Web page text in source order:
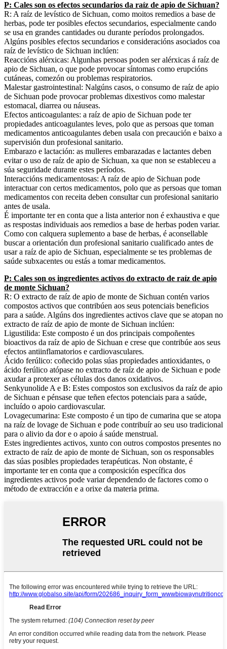
P: Cales son os efectos secundarios da raíz de apio de Sichuan?
R: A raíz de levístico de Sichuan, como moitos remedios a base de
herbas, pode ter posibles efectos secundarios, especialmente cando
se usa en grandes cantidades ou durante períodos prolongados.
Algúns posibles efectos secundarios e consideracións asociados coa
raíz de levístico de Sichuan inclúen:
Reaccións alérxicas: Algunhas persoas poden ser alérxicas á raíz de
apio de Sichuan, o que pode provocar síntomas como erupcións
cutáneas, comezón ou problemas respiratorios.
Malestar gastrointestinal: Nalgúns casos, o consumo de raíz de apio
de Sichuan pode provocar problemas dixestivos como malestar
estomacal, diarrea ou náuseas.
Efectos anticoagulantes: a raíz de apio de Sichuan pode ter
propiedades anticoagulantes leves, polo que as persoas que toman
medicamentos anticoagulantes deben usala con precaución e baixo a
supervisión dun profesional sanitario.
Embarazo e lactación: as mulleres embarazadas e lactantes deben
evitar o uso de raíz de apio de Sichuan, xa que non se estableceu a
súa seguridade durante estes períodos.
Interaccións medicamentosas: A raíz de apio de Sichuan pode
interactuar con certos medicamentos, polo que as persoas que toman
medicamentos con receita deben consultar cun profesional sanitario
antes de usala.
É importante ter en conta que a lista anterior non é exhaustiva e que
as respostas individuais aos remedios a base de herbas poden variar.
Como con calquera suplemento a base de herbas, é aconsellable
buscar a orientación dun profesional sanitario cualificado antes de
usar a raíz de apio de Sichuan, especialmente se tes problemas de
saúde subxacentes ou estás a tomar medicamentos.
P: Cales son os ingredientes activos do extracto de raíz de apio
de monte Sichuan?
R: O extracto de raíz de apio de monte de Sichuan contén varios
compostos activos que contribúen aos seus potenciais beneficios
para a saúde. Algúns dos ingredientes activos clave que se atopan no
extracto de raíz de apio de monte de Sichuan inclúen:
Ligustilida: Este composto é un dos principais compoñentes
bioactivos da raíz de apio de Sichuan e crese que contribúe aos seus
efectos antiinflamatorios e cardiovasculares.
Ácido ferúlico: coñecido polas súas propiedades antioxidantes, o
ácido ferúlico atópase no extracto de raíz de apio de Sichuan e pode
axudar a protexer as células dos danos oxidativos.
Senkyunolide A e B: Estes compostos son exclusivos da raíz de apio
de Sichuan e pénsase que teñen efectos potenciais para a saúde,
incluído o apoio cardiovascular.
Lovagecumarina: Este composto é un tipo de cumarina que se atopa
na raíz de lovage de Sichuan e pode contribuír ao seu uso tradicional
para o alivio da dor e o apoio á saúde menstrual.
Estes ingredientes activos, xunto con outros compostos presentes no
extracto de raíz de apio de monte de Sichuan, son os responsables
das súas posibles propiedades terapéuticas. Non obstante, é
importante ter en conta que a composición específica dos
ingredientes activos pode variar dependendo de factores como o
método de extracción e a orixe da materia prima.